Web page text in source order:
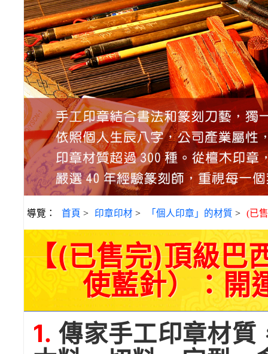
導覽： 首頁 > 印章印材 > 「個人印章」的材質 > (已
【(已售完)頂級巴
使藍針）：開
1. 傳家手工印章材質